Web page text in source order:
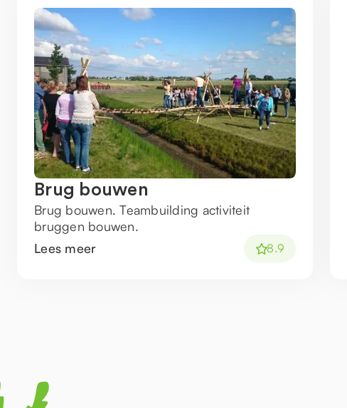
Brug bouwen
Brug bouwen. Teambuilding activiteit
bruggen bouwen.
Lees meer
8.9